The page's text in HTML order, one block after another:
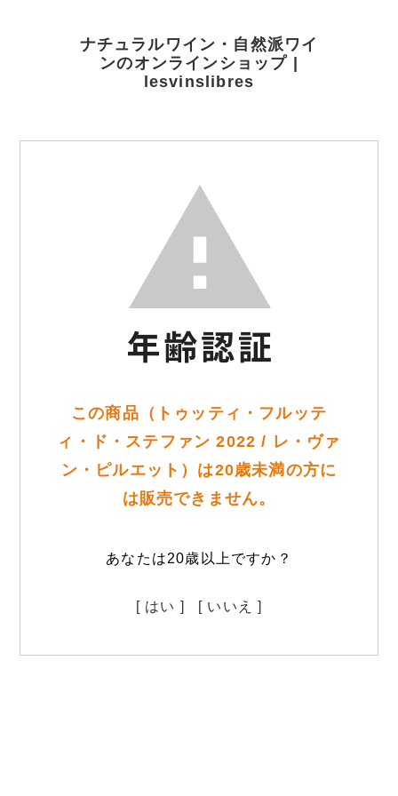
ナチュラルワイン・自然派ワイ
ンのオンラインショップ |
lesvinslibres
この商品（トゥッティ・フルッテ
ィ・ド・ステファン 2022 / レ・ヴァ
ン・ピルエット）は20歳未満の方に
は販売できません。
あなたは20歳以上ですか？
[ はい ] [ いいえ ]